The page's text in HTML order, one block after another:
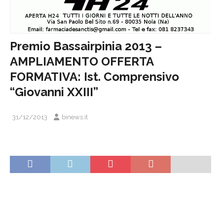
Premio Bassairpinia 2013 –
AMPLIAMENTO OFFERTA
FORMATIVA: Ist. Comprensivo
“Giovanni XXIII”
31/12/2013 binews.it